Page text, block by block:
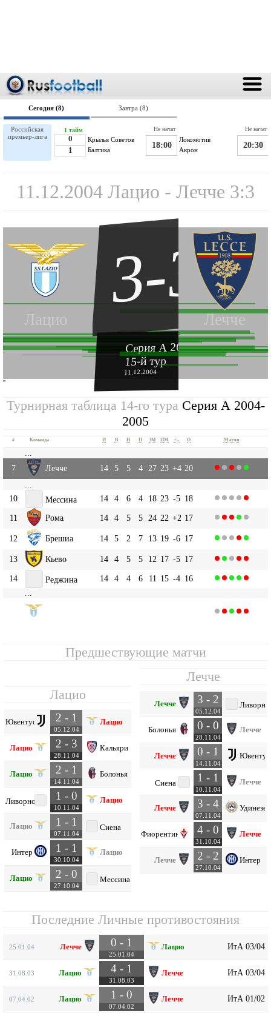
Сегодня (8) Завтра (8)
Российская
премьер-лига
Крылья Советов
0
1
Балтика
1 тайм
Локомотив
18:00 Акрон
Не начат
20:30
Не начат
11.12.2004 Лацио - Лечче 3:3
Лацио Лечче
3-3
Серия А 2004-2005
15-й тур
11.12.2004
''
Турнирная таблица 14-го тура Серия А 2004-
2005
# Команда И В Н П ЗМ ПМ +|- О Матчи
7
Лечче 14 5 5 4 27 23 +4 20
10
Мессина 14 4 6 4 18 23 -5 18
11
Рома 14 4 5 5 24 22 +2 17
12 Брешиа 14 5 2 7 13 19 -6 17
13 Кьево 14 4 5 5 12 17 -5 17
14
Реджина 14 4 4 6 11 15 -4 16
Предшествующие матчи
Лацио
Ювентус 2 - 1
05.12.04
Лацио
Лацио 2 - 3
28.11.04
Кальяри
Лацио 2 - 1
14.11.04
Болонья
Ливорно 1 - 0
10.11.04
Лацио
Лацио 1 - 1
07.11.04
Сиена
Интер 1 - 1
30.10.04
Лацио
Лацио 2 - 0
27.10.04
Мессина
Лечче
Лечче 3 - 2
05.12.04
Ливорно
Болонья 0 - 0
28.11.04
Лечче
Лечче 0 - 1
14.11.04
Ювентус
Сиена 1 - 1
10.11.04
Лечче
Лечче 3 - 4
07.11.04
Удинезе
Фиорентина 4 - 0
31.10.04
Лечче
Лечче 2 - 2
27.10.04
Интер
Последние Личные противостояния
25.01.04 Лечче 0 - 1
25.01.04
Лацио ИтА 03/04
31.08.03 Лацио 4 - 1
31.08.03
Лечче ИтА 03/04
07.04.02 Лацио 1 - 0
07.04.02
Лечче ИтА 01/02